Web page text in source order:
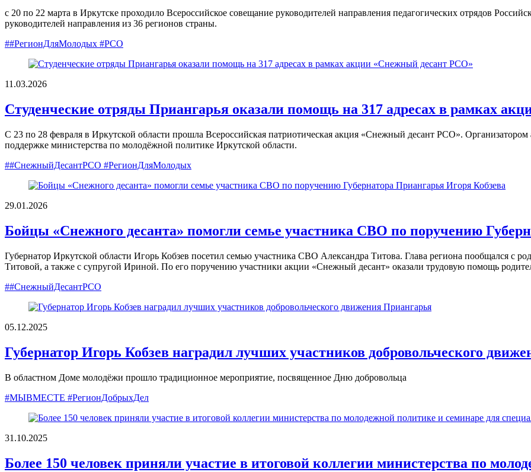
с 20 по 22 марта в Иркутске проходило Всероссийское совещание руководителей направления педагогических отрядов
руководителей направления из 36 регионов страны.
##РегионДляМолодых #РСО
11.03.2026
Студенческие отряды Приангарья оказали помощь на 317 адресах в рамках
С 23 по 28 февраля в Иркутской области прошла Всероссийская патриотическая акция «Снежный десант РСО».
поддержке министерства по молодёжной политике Иркутской области.
##СнежныйДесантРСО #РегионДляМолодых
29.01.2026
Бойцы «Снежного десанта» помогли семье участника СВО по поручению
Губернатор Иркутской области Игорь Кобзев посетил семью участника СВО Александра Титова. Глава региона пообщался
Титовой, а также с супругой Ириной. По его поручению участники акции «Снежный десант» оказали трудовую помощь
##СнежныйДесантРСО
05.12.2025
Губернатор Игорь Кобзев наградил лучших участников добровольческого
В областном Доме молодёжи прошло традиционное мероприятие, посвященное Дню добровольца
#МЫВМЕСТЕ #РегионДобрыхДел
31.10.2025
Более 150 человек приняли участие в итоговой коллегии министерства по